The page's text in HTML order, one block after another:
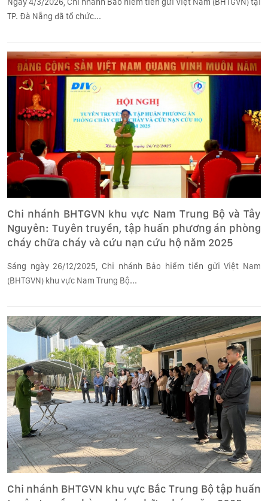
TP. Đà Nẵng đã tổ chức...
Chi nhánh BHTGVN khu vực Nam Trung Bộ và Tây
Nguyên: Tuyên truyền, tập huấn phương án phòng
cháy chữa cháy và cứu nạn cứu hộ năm 2025
Sáng ngày 26/12/2025, Chi nhánh Bảo hiểm tiền gửi Việt Nam
(BHTGVN) khu vực Nam Trung Bộ...
Chi nhánh BHTGVN khu vực Bắc Trung Bộ tập huấn